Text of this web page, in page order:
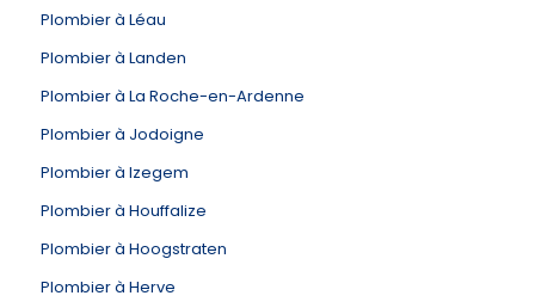
Plombier à Léau
Plombier à Landen
Plombier à La Roche-en-Ardenne
Plombier à Jodoigne
Plombier à Izegem
Plombier à Houffalize
Plombier à Hoogstraten
Plombier à Herve